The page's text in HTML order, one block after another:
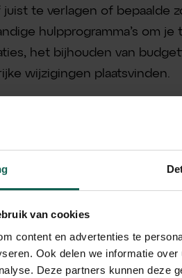
van cookies
content en advertenties te
Ook delen we informatie
Deze partners kunnen deze
te verlagen of bepaalde
hulpprogramma’s om
het bijhouden van
wijzigingen plaatsvinden.
jou?
bent bij een bedrijf dat actief